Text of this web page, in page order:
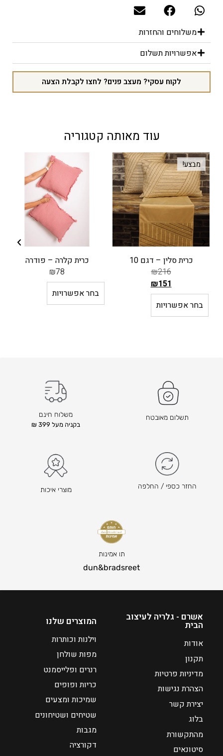
משלוחים והחזרות
אפשרויות תשלום
לקוח עסקי? מעצב פנים? לחצו לקבלת הצעה
עוד מאותה קטגוריה
מבצע!
כרית סלין – דגם 10
₪216
₪151
ה
מ
ח
ד
ם
ה
₪
2
1
6
י
1
5
1
בחר אפשרויות
כרית קלרה – פודרה
₪78
בחר אפשרויות
תשלום מאובטח משלוח חינם
בקניה מעל 399 ₪
החזר כספי / החלפה מוצרי איכות
תו אמינות
dun&bradsreet
המוצרים שלנו
וילנות וכותרות
מפות שולחן
רנרים ופלייסמנט
כריות ופופים
שמיכות ומצעים
שטיחים ושטיחונים
מגבות
דקורציה
אשרם - גלריה לעיצוב
הבית
אודות
תקנון
מדיניות פרטיות
הצהרת נגישות
יצירת קשר
בלוג
מהתקשורת
סיטונאים